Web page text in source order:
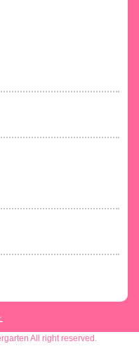
All right reserved.